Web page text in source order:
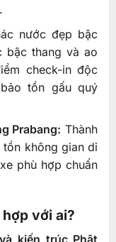
nước đẹp bậc
bậc thang và ao
check-in độc
tồn gấu quý
Prabang: Thành
không gian di
phù hợp chuẩn
với ai?
kiến trúc Phật